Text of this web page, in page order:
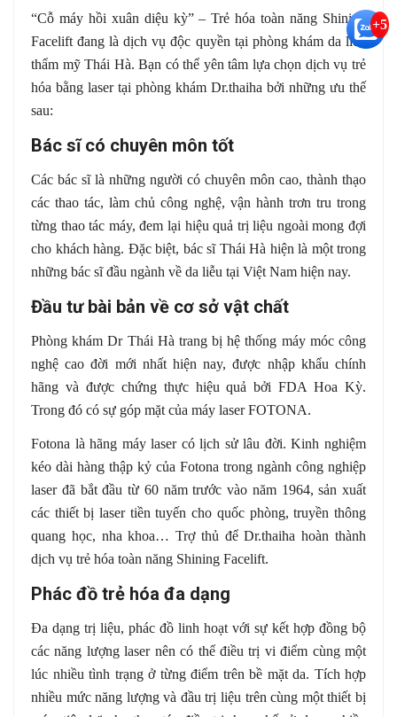
“Cỗ máy hồi xuân diệu kỳ” –Trẻ hóa toàn năng Shining
Facelift đang là dịch vụ độc quyền tại phòng khám da liễu
thẩm mỹ Thái Hà. Bạn có thể yên tâm lựa chọn dịch vụ trẻ
hóa bằng laser tại phòng khám Dr.thaiha bởi những ưu thế
sau:
Bác sĩ có chuyên môn tốt
Các bác sĩ là những người có chuyên môn cao, thành thạo
các thao tác, làm chủ công nghệ, vận hành trơn tru trong
từng thao tác máy, đem lại hiệu quả trị liệu ngoài mong đợi
cho khách hàng. Đặc biệt, bác sĩ Thái Hà hiện là một trong
những bác sĩ đầu ngành về da liễu tại Việt Nam hiện nay.
Đầu tư bài bản về cơ sở vật chất
Phòng khám Dr Thái Hà trang bị hệ thống máy móc công
nghệ cao đời mới nhất hiện nay, được nhập khẩu chính
hãng và được chứng thực hiệu quả bởi FDA Hoa Kỳ.
Trong đó có sự góp mặt của máy laser FOTONA.
Fotona là hãng máy laser có lịch sử lâu đời. Kinh nghiệm
kéo dài hàng thập kỷ của Fotona trong ngành công nghiệp
laser đã bắt đầu từ 60 năm trước vào năm 1964, sản xuất
các thiết bị laser tiền tuyến cho quốc phòng, truyền thông
quang học, nha khoa… Trợ thủ để Dr.thaiha hoàn thành
dịch vụ trẻ hóa toàn năng Shining Facelift.
Phác đồ trẻ hóa đa dạng
Đa dạng trị liệu, phác đồ linh hoạt với sự kết hợp đồng bộ
các năng lượng laser nên có thể điều trị vi điểm cùng một
lúc nhiều tình trạng ở từng điểm trên bề mặt da. Tích hợp
nhiều mức năng lượng và đầu trị liệu trên cùng một thiết bị
+5